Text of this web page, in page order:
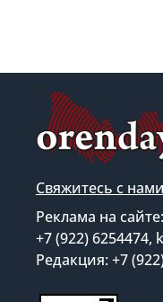
Свяжитесь с нами
Реклама на сайте:
+7 (922) 6254474,
Редакция: +7